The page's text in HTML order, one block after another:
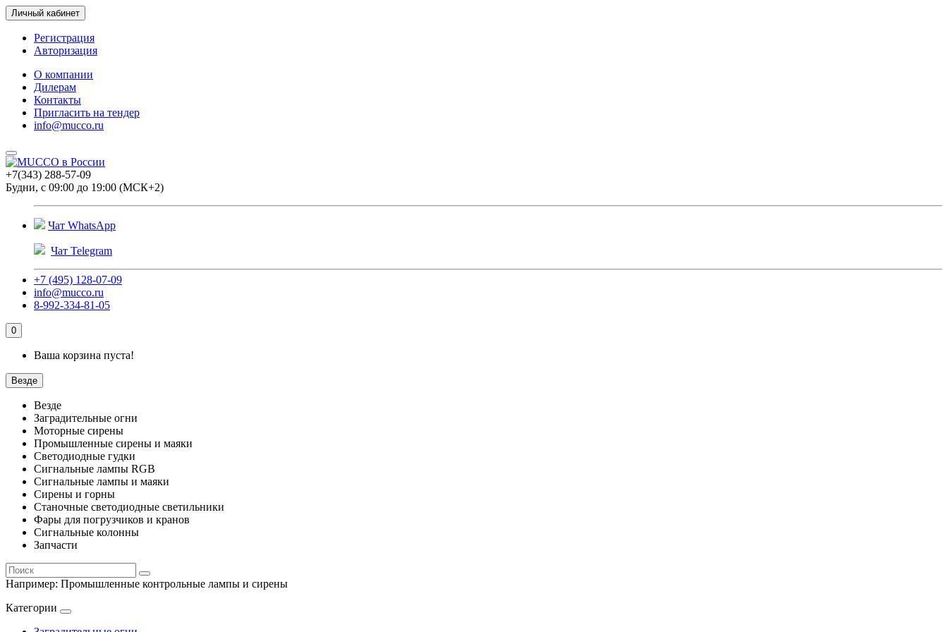
Личный кабинет
Регистрация
Авторизация
О компании
Дилерам
Контакты
Пригласить на тендер
info@mucco.ru
+7(343) 288-57-09
Будни, с 09:00 до 19:00 (МСК+2)
Чат WhatsApp
Чат Telegram
+7 (495) 128-07-09
info@mucco.ru
8-992-334-81-05
0
Ваша корзина пуста!
Везде
Везде
Заградительные огни
Моторные сирены
Промышленные сирены и маяки
Светодиодные гудки
Сигнальные лампы RGB
Сигнальные лампы и маяки
Сирены и горны
Станочные светодиодные светильники
Фары для погрузчиков и кранов
Сигнальные колонны
Запчасти
Например: Промышленные контрольные лампы и сирены
Категории